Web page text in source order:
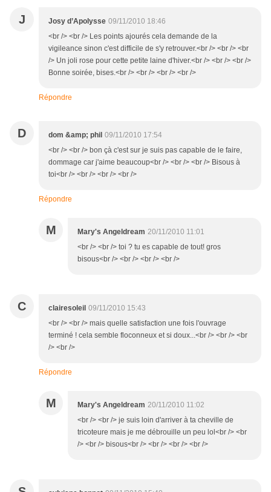
J Josy d’Apolysse 09/11/2010 18:46
<br /> <br /> Les points ajourés cela demande de la
vigileance sinon c'est difficile de s'y retrouver.<br /> <br /> <br
/> Un joli rose pour cette petite laine d'hiver.<br /> <br /> <br />
Bonne soirée, bises.<br /> <br /> <br /> <br />
Répondre
D dom &amp; phil 09/11/2010 17:54
<br /> <br /> bon çà c'est sur je suis pas capable de le faire,
dommage car j'aime beaucoup<br /> <br /> <br /> Bisous à
toi<br /> <br /> <br /> <br />
Répondre
M Mary's Angeldream 20/11/2010 11:01
<br /> <br /> toi ? tu es capable de tout! gros
bisous<br /> <br /> <br /> <br />
C clairesoleil 09/11/2010 15:43
<br /> <br /> mais quelle satisfaction une fois l'ouvrage
terminé ! cela semble floconneux et si doux...<br /> <br /> <br
/> <br />
Répondre
M Mary's Angeldream 20/11/2010 11:02
<br /> <br /> je suis loin d'arriver à ta cheville de
tricoteure mais je me débrouille un peu lol<br /> <br
/> <br /> bisous<br /> <br /> <br /> <br />